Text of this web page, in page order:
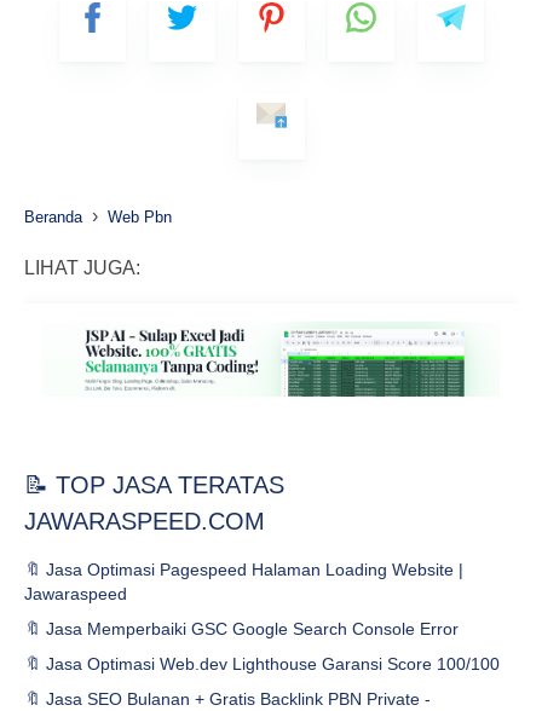
Beranda › Web Pbn
LIHAT JUGA:
📝 TOP JASA TERATAS
JAWARASPEED.COM
🔖 Jasa Optimasi Pagespeed Halaman Loading Website |
Jawaraspeed
🔖 Jasa Memperbaiki GSC Google Search Console Error
🔖 Jasa Optimasi Web.dev Lighthouse Garansi Score 100/100
🔖 Jasa SEO Bulanan + Gratis Backlink PBN Private -